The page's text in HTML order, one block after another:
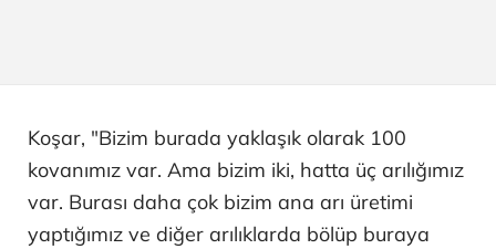
Koşar, "Bizim burada yaklaşık olarak 100
kovanımız var. Ama bizim iki, hatta üç arılığımız
var. Burası daha çok bizim ana arı üretimi
yaptığımız ve diğer arılıklarda bölüp buraya